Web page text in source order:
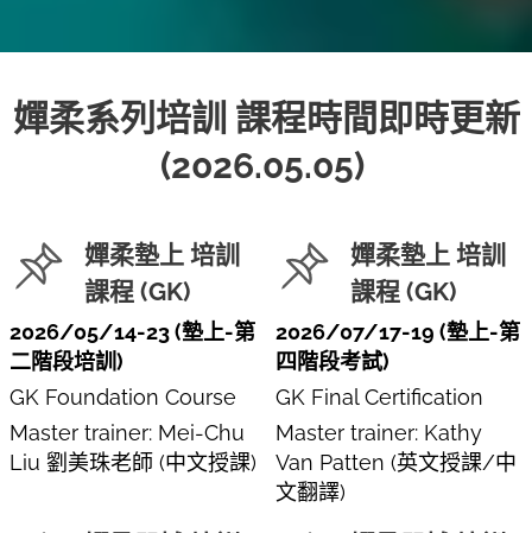
嬋柔系列培訓 課程時間即時更新
(2026.05.05)
嬋柔墊上 培訓
課程 (GK)
2026/05/14-23 (墊上-第
二階段培訓)
GK Foundation Course
Master trainer: Mei-Chu
Liu 劉美珠老師 (中文授課)
嬋柔墊上 培訓
課程 (GK)
2026/07/17-19 (墊上-第
四階段考試)
GK Final Certification
Master trainer: Kathy
Van Patten (英文授課/中
文翻譯)